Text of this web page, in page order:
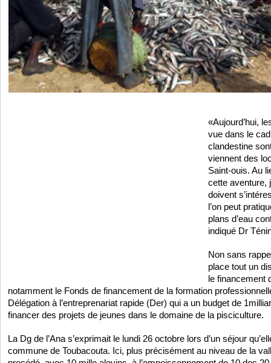
«Aujourd’hui,
vue dans le
clandestine
viennent des
Saint-ouis. Au
cette aventure,
doivent
l’on peut
plans d’eau
indiqué Dr
Non sans
place tout un
le financement
notamment le Fonds de financement de la formation
Délégation à l’entreprenariat rapide (Der) qui a un budget de
financer des projets de jeunes dans le domaine de la pisciculture.
La Dg de l’Ana s’exprimait le lundi 26 octobre lors d’un séjour
commune de Toubacouta. Ici, plus précisément au niveau de la